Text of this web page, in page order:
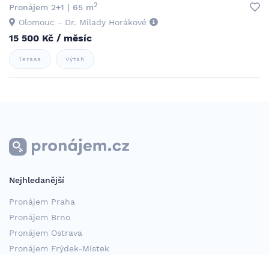
Pronájem 2+1 | 65 m2
Olomouc - Dr. Milady Horákové
15 500 Kč / měsíc
Terasa Výtah
Nejhledanější
Pronájem Praha
Pronájem Brno
Pronájem Ostrava
Pronájem Frýdek-Místek